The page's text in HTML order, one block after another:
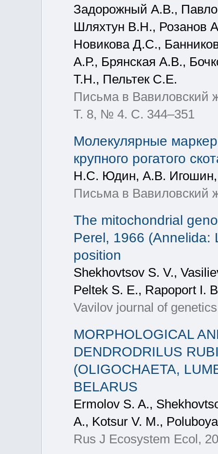
Задорожный А.В.,
Шляхтун В.Н., Розанов
Новикова Д.С.,
А.Р., Брянская А.В.,
Т.Н., Пельтек С.Е.
Письма в Вавиловский
Т. 8, № 4. С. 344–351
Молекулярные
крупного рогатого
Н.С. Юдин, А.В.
Письма в Вавиловский
The mitochondrial
Perel, 1966 (Annelida:
position
Shekhovtsov S. V.,
Peltek S. E., Rapoport I.
Vavilov journal of
MORPHOLOGICAL
DENDRODRILUS
(OLIGOCHAETA,
BELARUS
Ermolov S. A.,
A., Kotsur V. M.,
Rus J Ecosystem Ecol,